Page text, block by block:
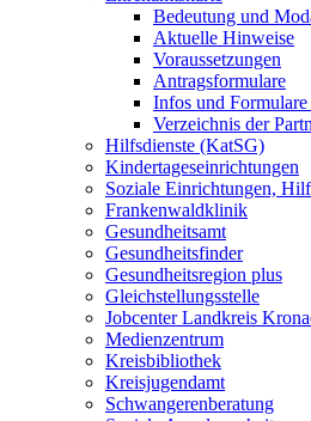
Bedeutung und
Aktuelle Hinweise
Voraussetzungen
Antragsformulare
Infos und
Verzeichnis der
Hilfsdienste (KatSG)
Kindertageseinrichtungen
Soziale Einrichtungen,
Frankenwaldklinik
Gesundheitsamt
Gesundheitsfinder
Gesundheitsregion plus
Gleichstellungsstelle
Jobcenter Landkreis
Medienzentrum
Kreisbibliothek
Kreisjugendamt
Schwangerenberatung